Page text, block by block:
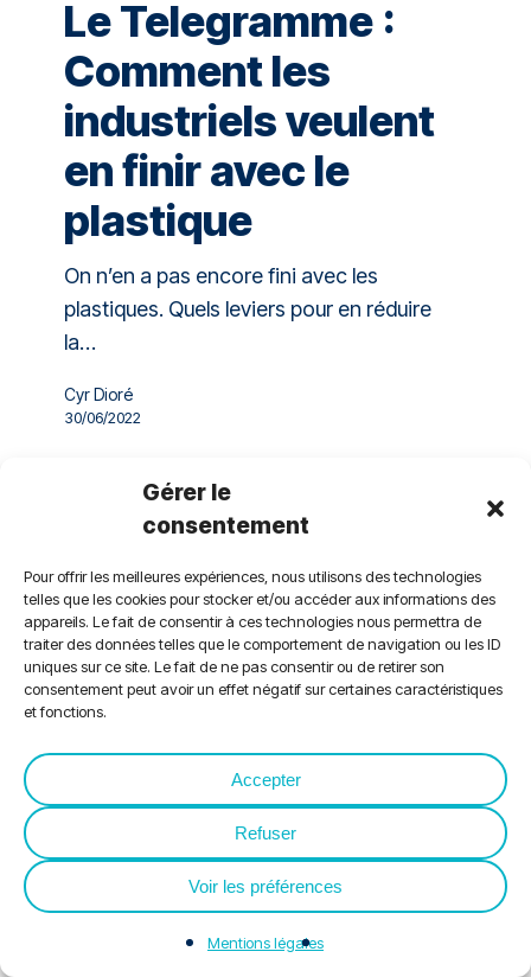
Gérer le
consentement
Pour offrir les meilleures expériences, nous utilisons des technologies
telles que les cookies pour stocker et/ou accéder aux informations des
appareils. Le fait de consentir à ces technologies nous permettra de
traiter des données telles que le comportement de navigation ou les ID
uniques sur ce site. Le fait de ne pas consentir ou de retirer son
consentement peut avoir un effet négatif sur certaines caractéristiques
et fonctions.
Accepter
Refuser
Voir les préférences
Mentions légales
Le Telegramme :
Comment les
industriels veulent
en finir avec le
plastique
On n’en a pas encore fini avec les
plastiques. Quels leviers pour en réduire
la…
Cyr Dioré
30/06/2022
Les Eclaireurs
(Canal +) : La